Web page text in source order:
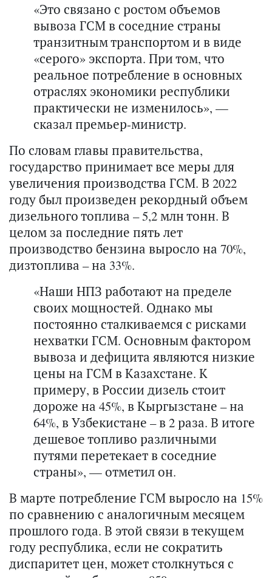
«Это связано с ростом объемов
вывоза ГСМ в соседние страны
транзитным транспортом и в виде
«серого» экспорта. При том, что
реальное потребление в основных
отраслях экономики республики
практически не изменилось», —
сказал премьер-министр.
По словам главы правительства,
государство принимает все меры для
увеличения производства ГСМ. В 2022
году был произведен рекордный объем
дизельного топлива – 5,2 млн тонн. В
целом за последние пять лет
производство бензина выросло на 70%,
дизтоплива – на 33%.
«Наши НПЗ работают на пределе
своих мощностей. Однако мы
постоянно сталкиваемся с рисками
нехватки ГСМ. Основным фактором
вывоза и дефицита являются низкие
цены на ГСМ в Казахстане. К
примеру, в России дизель стоит
дороже на 45%, в Кыргызстане – на
64%, в Узбекистане – в 2 раза. В итоге
дешевое топливо различными
путями перетекает в соседние
страны», — отметил он.
В марте потребление ГСМ выросло на 15%
по сравнению с аналогичным месяцем
прошлого года. В этой связи в текущем
году республика, если не сократить
диспаритет цен, может столкнуться с